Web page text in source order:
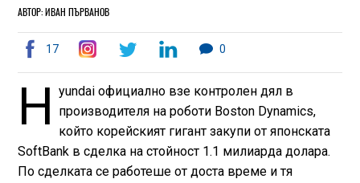
АВТОР: ИВАН ПЪРВАНОВ
17 0
H yundai официално взе контролен дял в
производителя на роботи Boston Dynamics,
който корейският гигант закупи от японската
SoftBank в сделка на стойност 1.1 милиарда долара.
По сделката се работеше от доста време и тя